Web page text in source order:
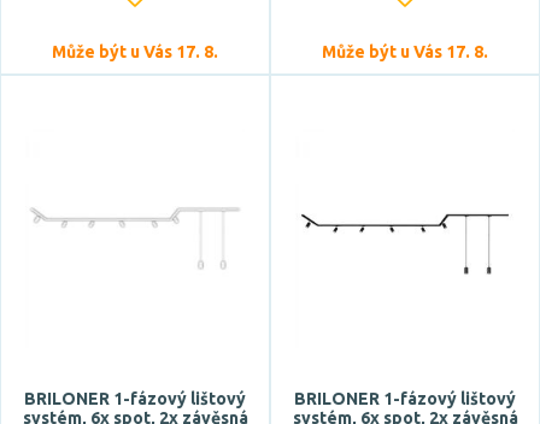
Výška
Může být u Vás 17. 8. Může být u Vás 17. 8.
BRILONER 1-fázový lištový
systém, 6x spot, 2x závěsná
BRILONER 1-fázový lištový
systém, 6x spot, 2x závěsná